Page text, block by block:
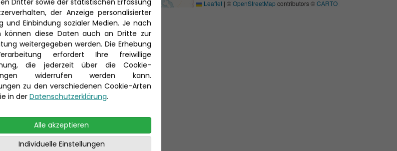
Leaflet | ©OpenStreetMap contributors ©CARTO
Dritter sowie der statistischen Erfassung
der Anzeige personalisierter
und Einbindung sozialer Medien. Je nach
können diese Daten auch an Dritte zur
weitergegeben werden. Die Erhebung
erfordert Ihre freiwillige
die jederzeit über die Cookie-
widerrufen werden kann.
zu den verschiedenen Cookie-Arten
in der Datenschutzerklärung.
Alle akzeptieren
Individuelle Einstellungen